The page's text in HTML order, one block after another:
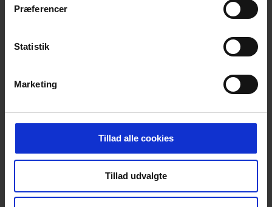
Præferencer
Statistik
Marketing
Tillad alle cookies
Tillad udvalgte
111,25DKK inkl. moms
PK Læg i kurven